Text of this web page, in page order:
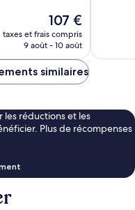
Le
nouveau
prix
de
107 €
taxes et frais compris
9 août - 10 août
similaires
réductions et les
Plus de récompenses